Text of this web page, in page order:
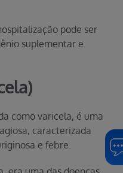
pode ser
suplementar e
como varicela, é uma
caracterizada
e febre.